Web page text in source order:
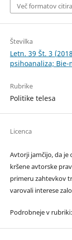
Več formatov
Številka
Letn. 39 Št. 3
psihoanaliza; Bie-
Rubrike
Politike telesa
Licenca
Avtorji jamčijo, da je
kršene avtorske
primeru zahtevkov
varovali interese
Podrobneje v rubriki: